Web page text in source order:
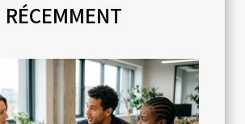
RÉCEMMENT